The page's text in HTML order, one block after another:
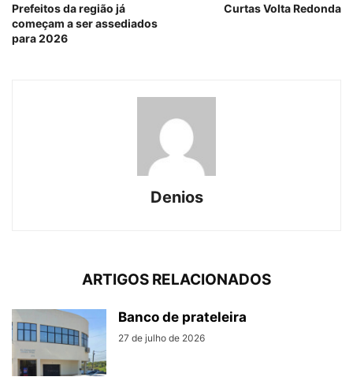
Prefeitos da região já
começam a ser assediados
para 2026
Curtas Volta Redonda
Denios
ARTIGOS RELACIONADOS
Banco de prateleira
27 de julho de 2026